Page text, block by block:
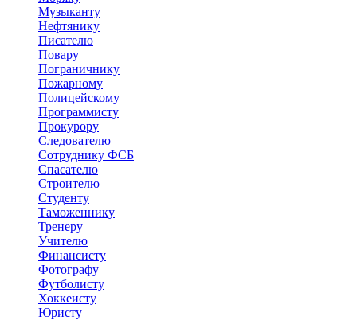
Музыканту
Нефтянику
Писателю
Повару
Пограничнику
Пожарному
Полицейскому
Программисту
Прокурору
Следователю
Сотруднику ФСБ
Спасателю
Строителю
Студенту
Таможеннику
Тренеру
Учителю
Финансисту
Фотографу
Футболисту
Хоккеисту
Юристу